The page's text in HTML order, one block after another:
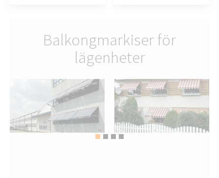
Balkongmarkiser för
lägenheter